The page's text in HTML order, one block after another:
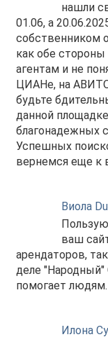
нашли
01.06, а
собственником
как обе
агентам и не
ЦИАНе, на
будьте
данной
благонадежных
Успешных
вернемся еще к
Виола
ваш
арендаторов,
деле "Народный"
помогает людям.
Илона